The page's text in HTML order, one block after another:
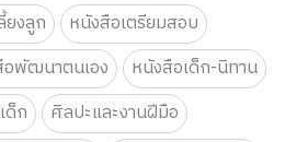
ยงลูก
หนังสือเตรียมสอบ
พัฒนาตนเอง
หนังสือเด็ก-นิทาน
ด็ก
ศิลปะและงานฝีมือ